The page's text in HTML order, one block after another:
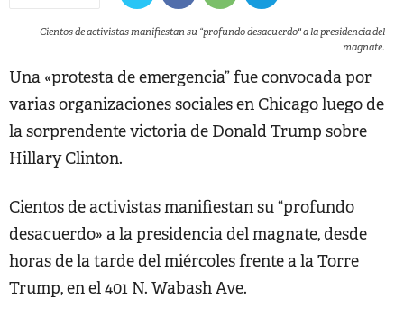
Cientos de activistas manifiestan su “profundo desacuerdo" a la presidencia del
magnate.
Una «protesta de emergencia” fue convocada por
varias organizaciones sociales en Chicago luego de
la sorprendente victoria de Donald Trump sobre
Hillary Clinton.
Cientos de activistas manifiestan su “profundo
desacuerdo» a la presidencia del magnate, desde
horas de la tarde del miércoles frente a la Torre
Trump, en el 401 N. Wabash Ave.